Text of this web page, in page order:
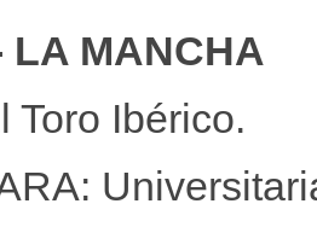
LA MANCHA
Toro Ibérico.